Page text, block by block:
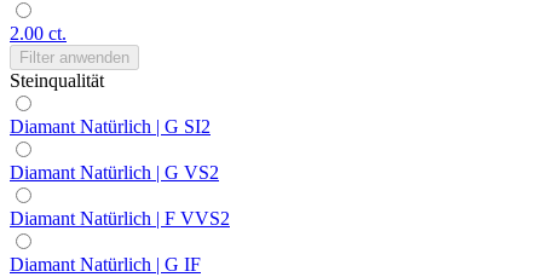
2.00 ct.
Filter anwenden
Steinqualität
Diamant Natürlich | G SI2
Diamant Natürlich | G VS2
Diamant Natürlich | F VVS2
Diamant Natürlich | G IF